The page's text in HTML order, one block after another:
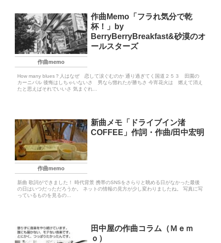
作曲memo
作曲Memo「フラれ気分で乾
杯！」by
BerryBerryBreakfast&砂漠のオ
ールスターズ
How many blues？人はなぜ 恋して涙ぐむのか 通り過ぎてく国道２５３ 田園の
カーニバル 後悔はしちゃいないさ 男なら惚れたが勝ちさ 今宵花火は 燃えて消え
たと思えばそれでいいさ 気まぐれ...
作曲memo
新曲メモ「ドライブイン渚
COFFEE」作詞・作曲/田中宏明
新曲 歌詞ができました！ 時代背景 携帯のSNSをさらりと眺める日がなかった最後
の日はいつだっただろうか。 ネットの情報の見方が少し変わりましたね。 写真に写
っているものを見るの...
田中屋の作曲コラム（Ｍｅｍ
ｏ）